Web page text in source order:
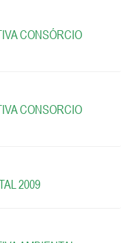
CONSÓRCIO
CONSORCIO
2009